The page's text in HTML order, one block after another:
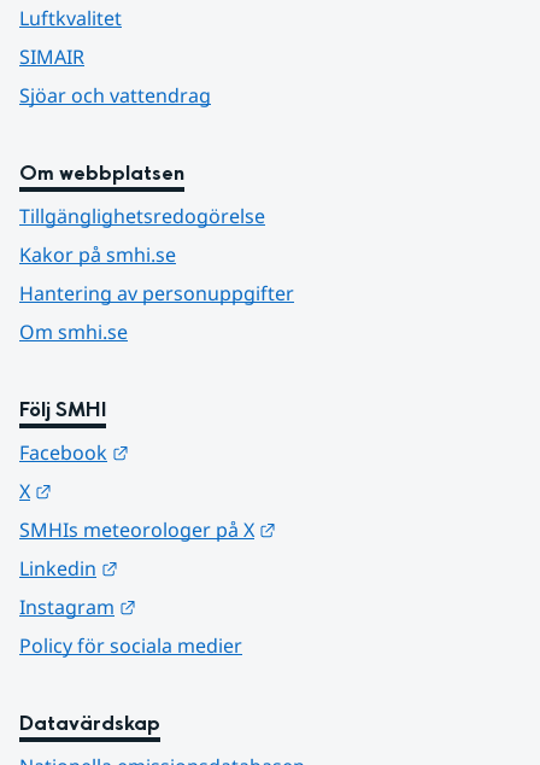
Luftkvalitet
SIMAIR
Sjöar och vattendrag
Om webbplatsen
Tillgänglighetsredogörelse
Kakor på smhi.se
Hantering av personuppgifter
Om smhi.se
Följ SMHI
Facebook
X
SMHIs meteorologer på X
Linkedin
Instagram
Policy för sociala medier
Datavärdskap